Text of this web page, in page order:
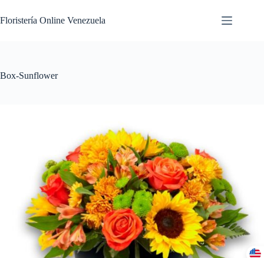
Floristería Online Venezuela
Box-Sunflower